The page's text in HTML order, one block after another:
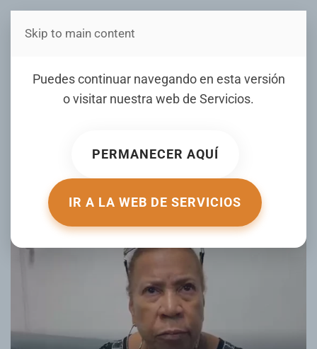
Estás en Telenord Medios
Puedes continuar navegando en esta versión
o visitar nuestra web de Servicios.
PERMANECER AQUÍ
IR A LA WEB DE SERVICIOS
Skip to main content
Todo se va a aclarar afirma
madre de El Bronco tras
implicado
ESCRITO POR NOTICIERO TELENORD EL 15 MAY 2026
PUBLICADO EN
NOTICIERO TELENORD.